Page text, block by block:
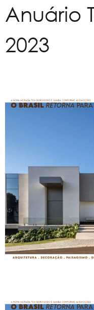
Anuário
2023